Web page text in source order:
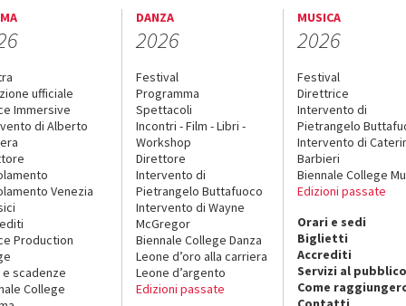
ufficiale
Immersive
di Alberto
Venezia
Production
e scadenze
College
DANZA
2026
Festival
Programma
Spettacoli
Incontri - Film - Libri -
Workshop
Direttore
Intervento di
Pietrangelo Buttafuoco
Intervento di Wayne
McGregor
Biennale College Danza
Leone d’oro alla carriera
Leone d’argento
Edizioni passate
MUSICA
2026
Festival
Direttrice
Intervento di
Pietrangelo
Intervento di
Barbieri
Biennale College
Edizioni passate
Orari e sedi
Biglietti
Accrediti
Servizi al pubblico
Come